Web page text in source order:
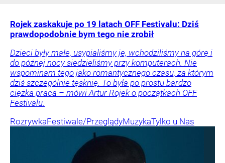
Rojek zaskakuje po 19 latach OFF Festivalu: Dziś
prawdopodobnie bym tego nie zrobił
Dzieci były małe, usypialiśmy je, wchodziliśmy na górę i
do późnej nocy siedzieliśmy przy komputerach. Nie
wspominam tego jako romantycznego czasu, za którym
dziś szczególnie tęsknię. To była po prostu bardzo
ciężka praca – mówi Artur Rojek o początkach OFF
Festivalu.
RozrywkaFestiwale/PrzeglądyMuzykaTylko u Nas